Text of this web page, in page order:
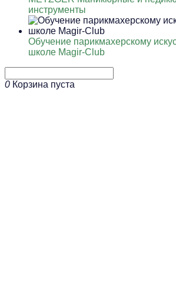
инструменты
Обучение парикмахерскому
школе Magir-Club
0 Корзина пуста